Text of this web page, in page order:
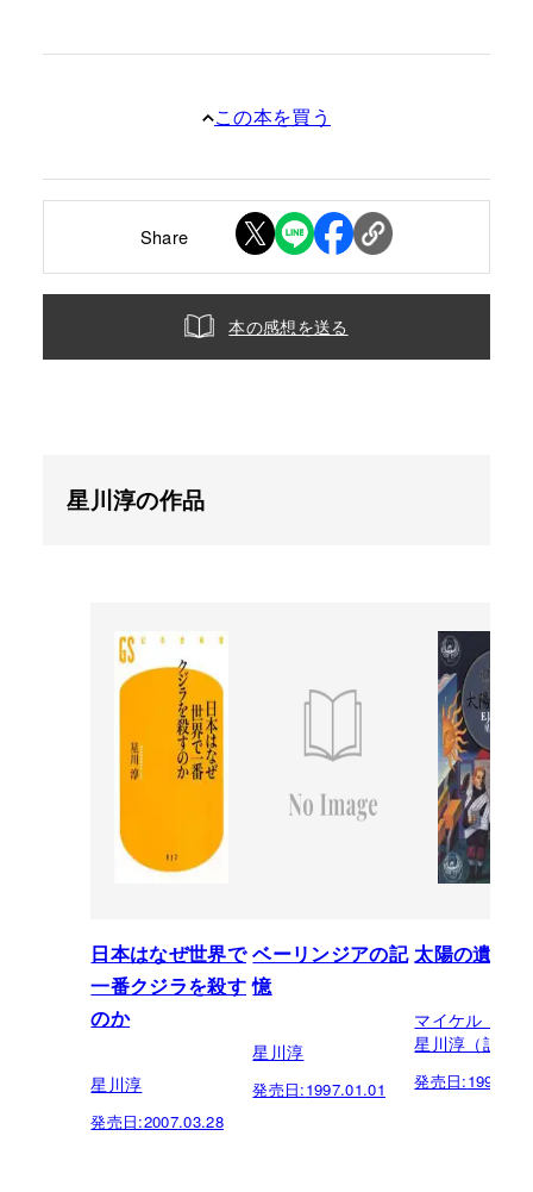
この本を買う
Share
本の感想を送る
星川淳の作品
日本はなぜ世界で
一番クジラを殺す
のか
星川淳
発売日:2007.03.28
ベーリンジアの記
憶
星川淳
発売日:1997.01.01
太陽の遺宝
マイケル，E
星川淳（訳）
発売日: